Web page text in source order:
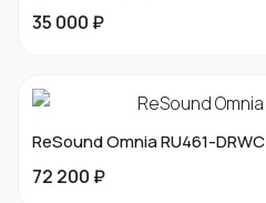
35 000 ₽
ReSound Omnia RU461-DRWC
72 200 ₽